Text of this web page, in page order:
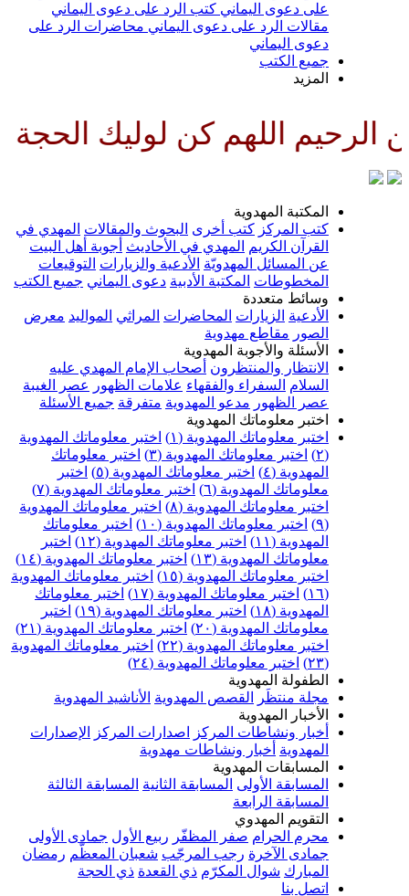
دعوى اليماني كتب الرد على دعوى اليماني
الرد على دعوى اليماني محاضرات الرد على
كن لوليك الحجة بن الحسن
المهدوية
كتب أخرى البحوث والمقالات المهدي في
المهدي في الأحاديث أجوبة أهل البيت
المسائل المهدويّة الأدعية والزيارات التوقيعات
المكتبة الأدبية دعوى اليماني جميع الكتب
متعددة
الزيارات المحاضرات المراثي المواليد معرض
مقاطع مهدوية
والأجوبة المهدوية
والمنتظرون أصحاب الإمام المهدي عليه
السفراء والفقهاء علامات الظهور عصر الغيبة
مدعو المهدوية متفرقة جميع الأسئلة
معلوماتك المهدوية
معلوماتك المهدوية (١)
اختبر معلوماتك المهدوية
اختبر معلوماتك المهدوية (٣)
اختبر معلوماتك
اختبر معلوماتك المهدوية (٥)
اختبر
المهدوية (٦)
اختبر معلوماتك المهدوية (٧)
معلوماتك المهدوية (٨)
اختبر معلوماتك المهدوية
اختبر معلوماتك المهدوية (١٠)
اختبر معلوماتك
اختبر معلوماتك المهدوية (١٢)
اختبر
المهدوية (١٣)
اختبر معلوماتك المهدوية (١٤)
معلوماتك المهدوية (١٥)
اختبر معلوماتك المهدوية
اختبر معلوماتك المهدوية (١٧)
اختبر معلوماتك
اختبر معلوماتك المهدوية (١٩)
اختبر
المهدوية (٢٠)
اختبر معلوماتك المهدوية (٢١)
معلوماتك المهدوية (٢٢)
اختبر معلوماتك المهدوية
اختبر معلوماتك المهدوية (٢٤)
المهدوية
منتظَر
القصص المهدوية الأناشيد المهدوية
المهدوية
ونشاطات المركز اصدارات المركز الإصدارات
أخبار ونشاطات مهدوية
المهدوية
الأولى المسابقة الثانية المسابقة الثالثة
الرابعة
المهدوي
الحرام
صفر المظفّر ربيع الأول جمادى الأولى
رجب المرجّب شعبان المعظّم رمضان
شوال المكرّم ذي القعدة ذي الحجة